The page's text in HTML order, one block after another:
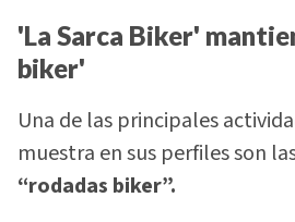
'La Sarca Biker'
biker'
Una de las principales
muestra en sus perfiles son
“rodadas biker”.